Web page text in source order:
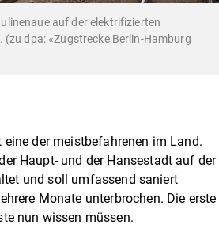
auf der elektrifizierten
dpa: «Zugstrecke Berlin-Hamburg
der meistbefahrenen im Land.
Haupt- und der Hansestadt auf der
und soll umfassend saniert
Monate unterbrochen. Die erste
nun wissen müssen.